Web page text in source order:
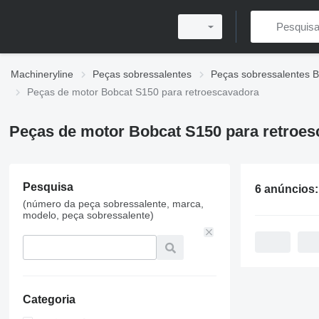
Machineryline Peças sobressalentes Peças sobressalentes
Peças de motor Bobcat S150 para retroescavadora
Peças de motor Bobcat S150 para
Pesquisa
(número da peça sobressalente, marca,
modelo, peça sobressalente)
Categoria
6 anúncios: